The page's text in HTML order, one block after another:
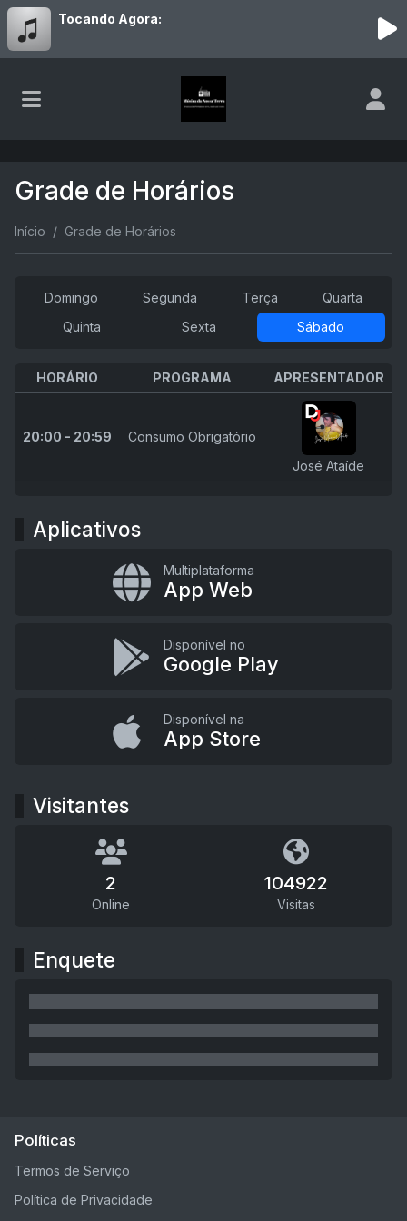
Tocando Agora:
Grade de Horários
Início Grade de Horários
Domingo Segunda Terça
Quarta
Quinta
Sexta Sábado
HORÁRIO PROGRAMA APRESENTADOR
20:00 - 20:59
Consumo Obrigatório
José Ataíde
Aplicativos
Multiplataforma
App Web
Disponível no
Google Play
Disponível na
App Store
Visitantes
2
Online
104922
Visitas
Enquete
Políticas
Termos de Serviço
Política de Privacidade